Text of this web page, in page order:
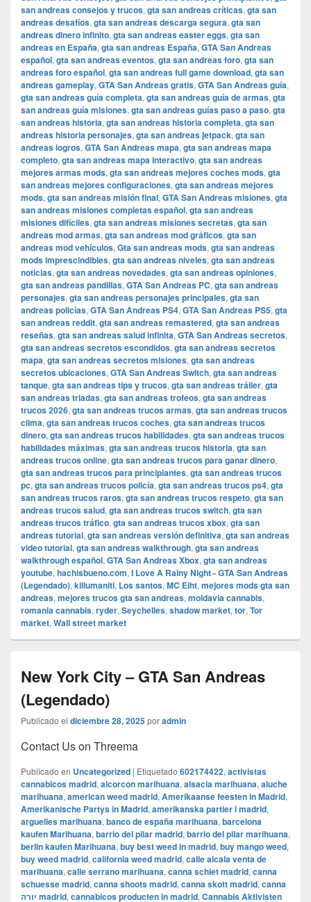
san andreas consejos y trucos, gta san andreas críticas, gta san
andreas desafíos, gta san andreas descarga segura, gta san
andreas dinero infinito, gta san andreas easter eggs, gta san
andreas en España, gta san andreas España, GTA San Andreas
español, gta san andreas eventos, gta san andreas foro, gta san
andreas foro español, gta san andreas full game download, gta san
andreas gameplay, GTA San Andreas gratis, GTA San Andreas guía,
gta san andreas guía completa, gta san andreas guía de armas, gta
san andreas guía misiones, gta san andreas guías paso a paso, gta
san andreas historia, gta san andreas historia completa, gta san
andreas historia personajes, gta san andreas jetpack, gta san
andreas logros, GTA San Andreas mapa, gta san andreas mapa
completo, gta san andreas mapa interactivo, gta san andreas
mejores armas mods, gta san andreas mejores coches mods, gta
san andreas mejores configuraciones, gta san andreas mejores
mods, gta san andreas misión final, GTA San Andreas misiones, gta
san andreas misiones completas español, gta san andreas
misiones difíciles, gta san andreas misiones secretas, gta san
andreas mod armas, gta san andreas mod gráficos, gta san
andreas mod vehículos, Gta san andreas mods, gta san andreas
mods imprescindibles, gta san andreas niveles, gta san andreas
noticias, gta san andreas novedades, gta san andreas opiniones,
gta san andreas pandillas, GTA San Andreas PC, gta san andreas
personajes, gta san andreas personajes principales, gta san
andreas policías, GTA San Andreas PS4, GTA San Andreas PS5, gta
san andreas reddit, gta san andreas remastered, gta san andreas
reseñas, gta san andreas salud infinita, GTA San Andreas secretos,
gta san andreas secretos escondidos, gta san andreas secretos
mapa, gta san andreas secretos misiones, gta san andreas
secretos ubicaciones, GTA San Andreas Switch, gta san andreas
tanque, gta san andreas tips y trucos, gta san andreas tráiler, gta
san andreas triadas, gta san andreas trofeos, gta san andreas
trucos 2026, gta san andreas trucos armas, gta san andreas trucos
clima, gta san andreas trucos coches, gta san andreas trucos
dinero, gta san andreas trucos habilidades, gta san andreas trucos
habilidades máximas, gta san andreas trucos historia, gta san
andreas trucos online, gta san andreas trucos para ganar dinero,
gta san andreas trucos para principiantes, gta san andreas trucos
pc, gta san andreas trucos policía, gta san andreas trucos ps4, gta
san andreas trucos raros, gta san andreas trucos respeto, gta san
andreas trucos salud, gta san andreas trucos switch, gta san
andreas trucos tráfico, gta san andreas trucos xbox, gta san
andreas tutorial, gta san andreas versión definitiva, gta san andreas
video tutorial, gta san andreas walkthrough, gta san andreas
walkthrough español, GTA San Andreas Xbox, gta san andreas
youtube, hachisbueno.com, I Love A Rainy Night - GTA San Andreas
(Legendado), killumaniti, Los santos, MC Eiht, mejores mods gta san
andreas, mejores trucos gta san andreas, moldavia cannabis,
romania cannabis, ryder, Seychelles, shadow market, tor, Tor
market, Wall street market
New York City – GTA San Andreas
(Legendado)
Publicado el diciembre 28, 2025poradmin
Contact Us on Threema
Publicado en Uncategorized | Etiquetado 602174422, activistas
cannabicos madrid, alcorcon marihuana, alsacia marihuana, aluche
marihuana, american weed madrid, Amerikaanse feesten in Madrid,
Amerikanische Partys in Madrid, amerikanska partier i madrid,
arguelles marihuana, banco de españa marihuana, barcelona
kaufen Marihuana, barrio del pilar madrid, barrio del pilar marihuana,
berlin kaufen Marihuana, buy best weed in madrid, buy mango weed,
buy weed madrid, california weed madrid, calle alcala venta de
marihuana, calle serrano marihuana, canna schiet madrid, canna
schuesse madrid, canna shoots madrid, canna skott madrid, canna
יורה madrid, cannabicos producten in madrid, Cannabis Aktivisten